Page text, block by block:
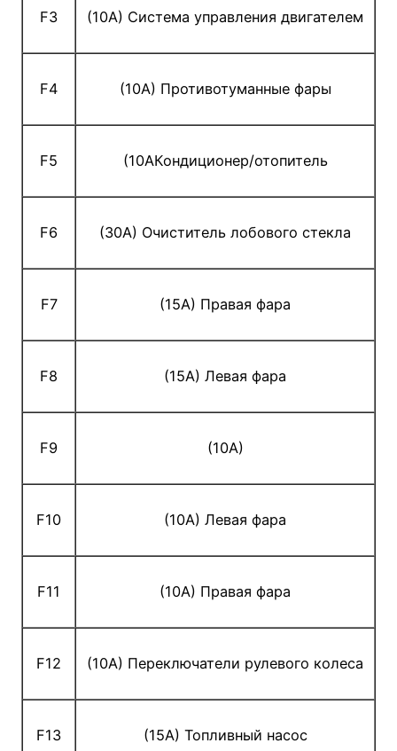
F3 (10A) Система управления двигателем
F4 (10A) Противотуманные фары
F5 (10AКондиционер/отопитель
F6 (30A) Очиститель лобового стекла
F7 (15A) Правая фара
F8 (15A) Левая фара
F9 (10A)
F10 (10A) Левая фара
F11 (10A) Правая фара
F12 (10A) Переключатели рулевого колеса
F13 (15A) Топливный насос